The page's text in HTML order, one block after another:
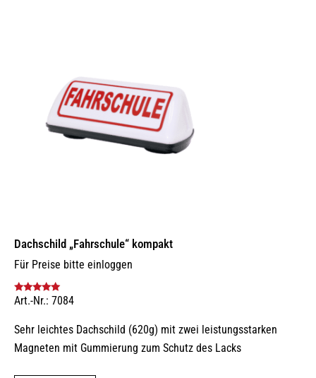
Dachschild „Fahrschule“ kompakt
Für Preise bitte einloggen
Bewertet mit
Art.-Nr.: 7084
Sehr leichtes Dachschild (620g) mit zwei leistungsstarken
Magneten mit Gummierung zum Schutz des Lacks